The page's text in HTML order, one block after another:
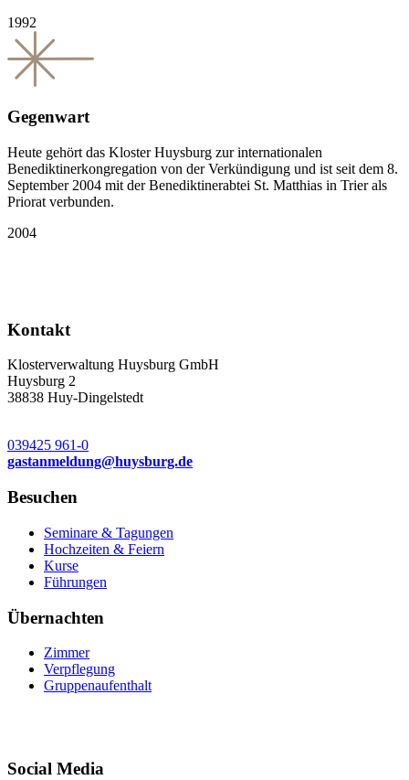
1992
Gegenwart
Heute gehört das Kloster Huysburg zur internationalen
Benediktinerkongregation von der Verkündigung und ist seit dem 8.
September 2004 mit der Benediktinerabtei St. Matthias in Trier als
Priorat verbunden.
2004
Kontakt
Klosterverwaltung Huysburg GmbH
Huysburg 2
38838 Huy-Dingelstedt
039425 961-0
gastanmeldung@huysburg.de
Besuchen
Seminare & Tagungen
Hochzeiten & Feiern
Kurse
Führungen
Übernachten
Zimmer
Verpflegung
Gruppenaufenthalt
Social Media